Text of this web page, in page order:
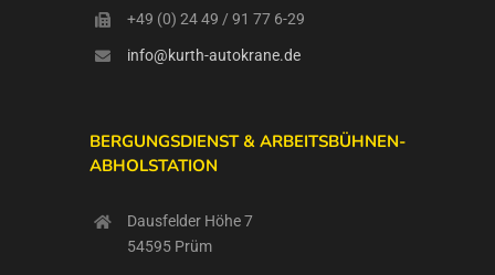
+49 (0) 24 49 / 91 77 6-29
info@kurth-autokrane.de
BERGUNGSDIENST & ARBEITSBÜHNEN-
ABHOLSTATION
Dausfelder Höhe 7
54595 Prüm